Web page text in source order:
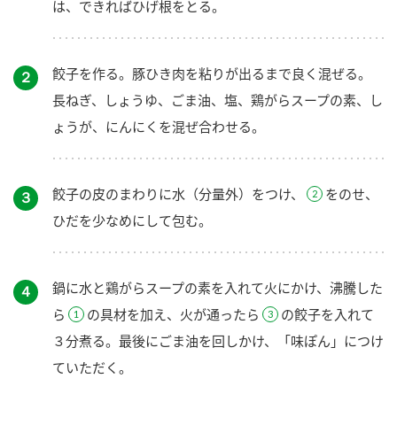
は、できればひげ根をとる。
２
餃子を作る。豚ひき肉を粘りが出るまで良く混ぜる。
長ねぎ、しょうゆ、ごま油、塩、鶏がらスープの素、し
ょうが、にんにくを混ぜ合わせる。
３ 餃子の皮のまわりに水（分量外）をつけ、
をのせ、
ひだを少なめにして包む。
４
鍋に水と鶏がらスープの素を入れて火にかけ、沸騰した
ら
の具材を加え、火が通ったら
の餃子を入れて
３分煮る。最後にごま油を回しかけ、「味ぽん」につけ
ていただく。